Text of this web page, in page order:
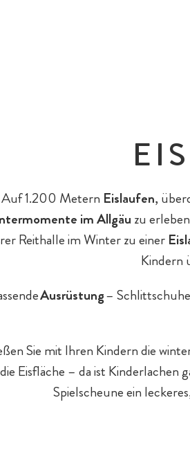
Auf 1.200 Metern Eislaufen,
im Allgäu zu
Reithalle im Winter zu einer
Kindern
Ausrüstung–
Sie mit Ihren Kindern die
die Eisfläche – da ist Kinderlachen
Spielscheune ein
Genuss